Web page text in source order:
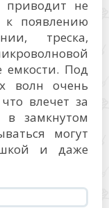
приводит не
к появлению
треска,
емкости. Под
волн очень
влечет за
замкнутом
могут
и даже